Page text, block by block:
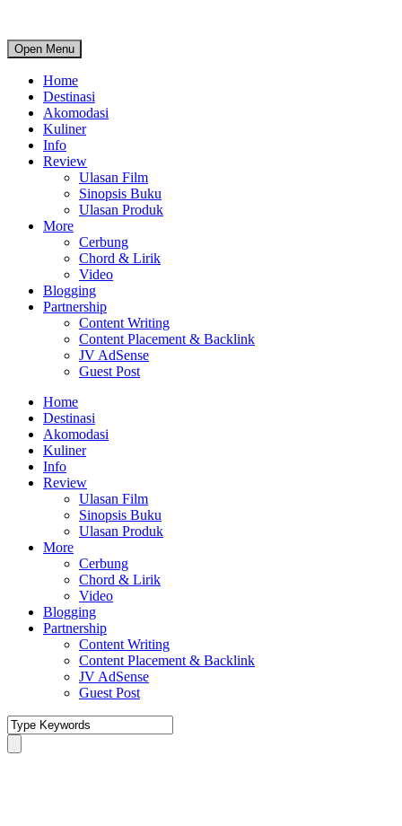
Open Menu
Home
Destinasi
Akomodasi
Kuliner
Info
Review
Ulasan Film
Sinopsis Buku
Ulasan Produk
More
Cerbung
Chord & Lirik
Video
Blogging
Partnership
Content Writing
Content Placement & Backlink
JV AdSense
Guest Post
Home
Destinasi
Akomodasi
Kuliner
Info
Review
Ulasan Film
Sinopsis Buku
Ulasan Produk
More
Cerbung
Chord & Lirik
Video
Blogging
Partnership
Content Writing
Content Placement & Backlink
JV AdSense
Guest Post